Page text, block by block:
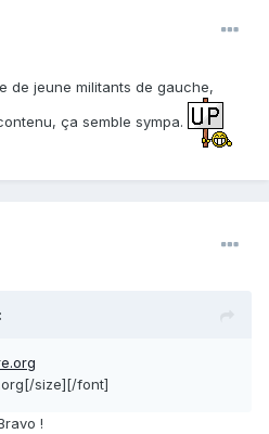
de jeune militants de gauche,
ça semble sympa.
size][/font]
!